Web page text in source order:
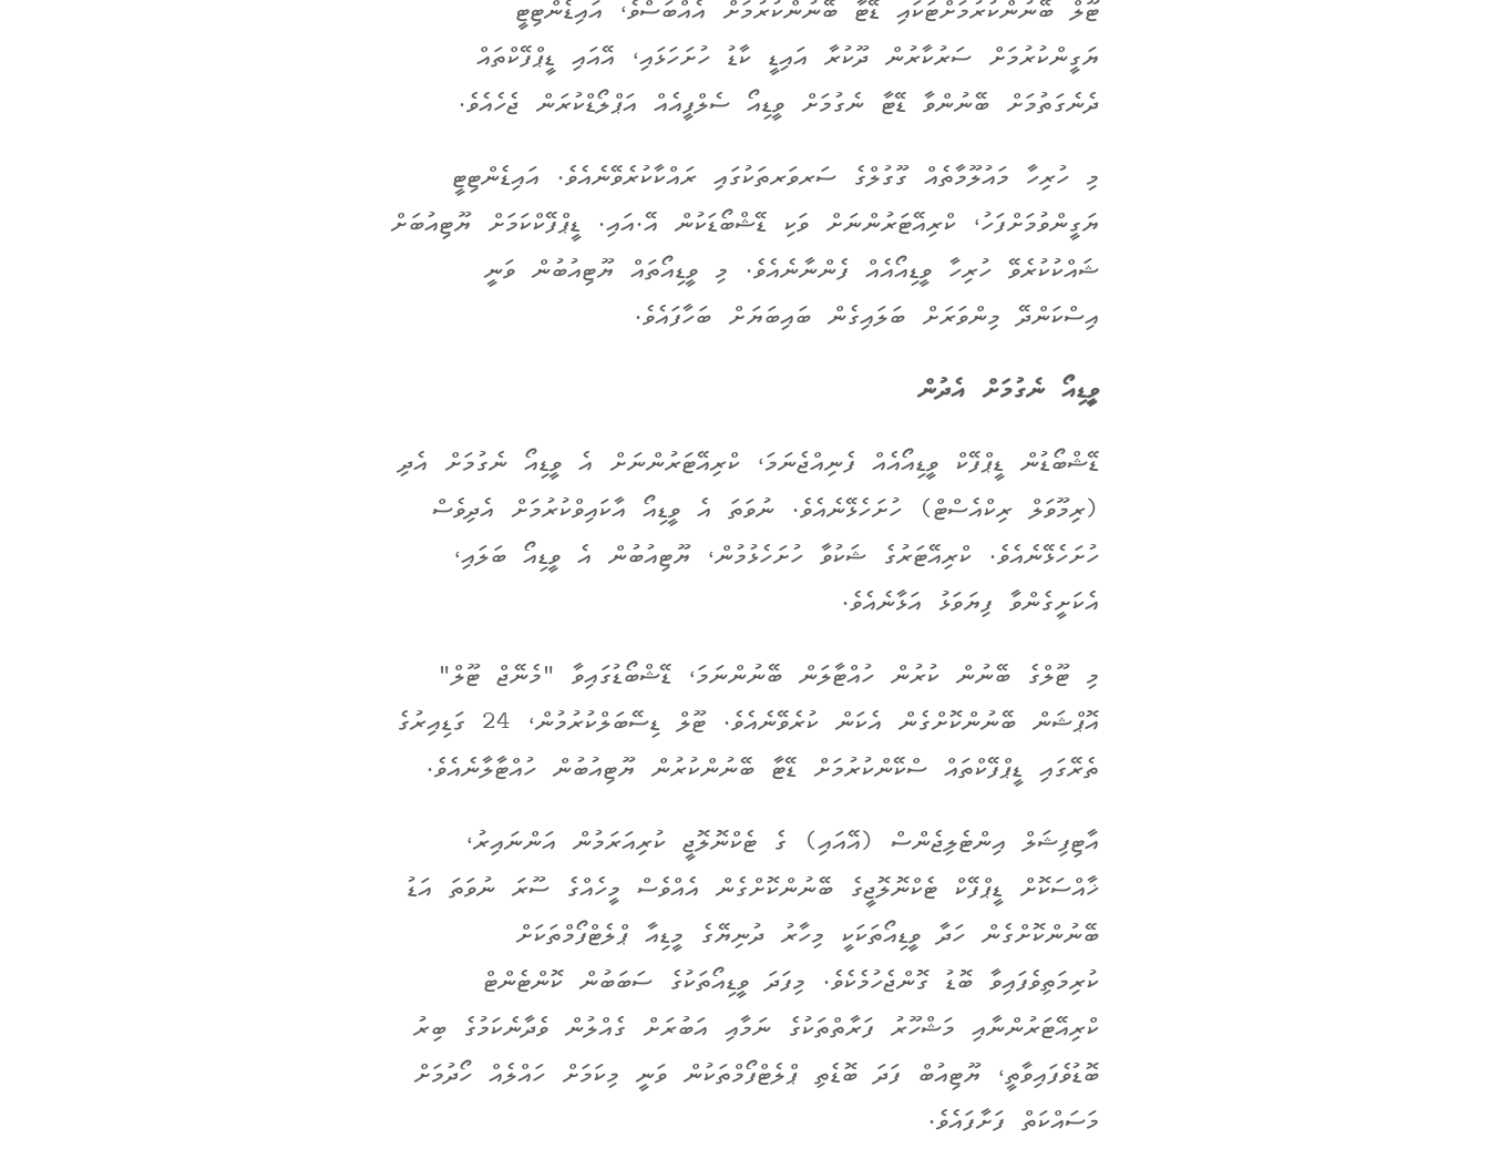
ޓޫލް ބޭނުންކުރުމަށްޓަކައި ޑޭޓާ ބޭނުންކުރުމަށް އެއްބަސްވެ، އައިޑެންޓިޓީ
ޔަގީންކުރުމަށް ސަރުކާރުން ދޫކުރާ އައިޑީ ކާޑު ހުށަހަޅައި، އޭއައި ޑީޕްފޭކްތައް
ދެނެގަތުމަށް ބޭނުންވާ ޑޭޓާ ނެގުމަށް ވީޑިއޯ ސެލްފީއެއް އަޕްލޯޑްކުރަން ޖެހެއެވެ.
މި ހުރިހާ މައުލޫމާތެއް ގޫގުލްގެ ސަރވަރތަކުގައި ރައްކާކުރެވޭނެއެވެ. އައިޑެންޓިޓީ
ޔަގީންވުމަށްފަހު، ކްރިއޭޓަރުންނަށް ވަކި ޑޭޝްބޯޑަކުން އޭ.އައި. ޑީޕްފޭކްކަމަށް ޔޫޓިއުބަށް
ޝައްކުކުރެވޭ ހުރިހާ ވީޑިއޯއެއް ފެންނާނެއެވެ. މި ވީޑިއޯތައް ޔޫޓިއުބުން ވަނީ
އިސްކަންދޭ މިންވަރަށް ބަލައިގެން ބައިބަޔަށް ބަހާފައެވެ.
ވީޑިއޯ ނެގުމަށް އެދުން
ޑޭޝްބޯޑުން ޑީޕްފޭކް ވީޑިއޯއެއް ފެނިއްޖެނަމަ، ކްރިއޭޓަރުންނަށް އެ ވީޑިއޯ ނެގުމަށް އެދި
(ރިމޫވަލް ރިކްއެސްޓް) ހުށަހެޅޭނެއެވެ. ނުވަތަ އެ ވީޑިއޯ އާކައިވްކުރުމަށް އެދިވެސް
ހުށަހެޅޭނެއެވެ. ކްރިއޭޓަރުގެ ޝަކުވާ ހުށަހެޅުމުން، ޔޫޓިއުބުން އެ ވީޑިއޯ ބަލައި،
އެކަށީގެންވާ ފިޔަވަޅު އަޅާނެއެވެ.
މި ޓޫލްގެ ބޭނުން ކުރުން ހުއްޓާލަން ބޭނުންނަމަ، ޑޭޝްބޯޑުގައިވާ "މެނޭޖް ޓޫލް"
އޮޕްޝަން ބޭނުންކޮށްގެން އެކަން ކުރެވޭނެއެވެ. ޓޫލް ޑިސޭބަލްކުރުމުން، 24 ގަޑިއިރުގެ
ތެރޭގައި ޑީޕްފޭކްތައް ސްކޭންކުރުމަށް ޑޭޓާ ބޭނުންކުރުން ޔޫޓިއުބުން ހުއްޓާލާނެއެވެ.
އާޓިފިޝަލް އިންޓެލިޖެންސް (އޭއައި) ގެ ޓެކްނޮލޮޖީ ކުރިއަރަމުން އަންނައިރު،
ޚާއްސަކޮށް ޑީޕްފޭކް ޓެކްނޮލޮޖީގެ ބޭނުންކޮށްގެން އެއްވެސް މީހެއްގެ ސޫރަ ނުވަތަ އަޑު
ބޭނުންކޮށްގެން ހަދާ ވީޑިއޯތަކަކީ މިހާރު ދުނިޔޭގެ މީޑިއާ ޕްލެޓްފޯމްތަކަށް
ކުރިމަތިވެފައިވާ ބޮޑު ގޮންޖެހުމެކެވެ. މިފަދަ ވީޑިއޯތަކުގެ ސަބަބުން ކޮންޓެންޓް
ކްރިއޭޓަރުންނާއި މަޝްހޫރު ފަރާތްތަކުގެ ނަމާއި އަބުރަށް ގެއްލުން ވެދާނެކަމުގެ ބިރު
ބޮޑުވެފައިވާތީ، ޔޫޓިއުބް ފަދަ ބޮޑެތި ޕްލެޓްފޯމްތަކުން ވަނީ މިކަމަށް ހައްލެއް ހޯދުމަށް
މަސައްކަތް ފަށާފައެވެ.